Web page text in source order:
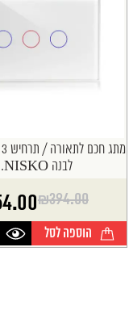
לבנה NISKO....
₪394.00
המחיר
המקורי
היה:
המחיר
הנוכחי
הוא:
הוספה לסל